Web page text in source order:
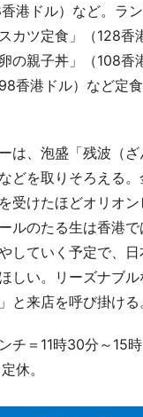
港ドル）など。ラン
カツ定食」（128香
の親子丼」（108香
香港ドル）など定
は、泡盛「残波（ざ
どを取りそろえる。
受けたほどオリオ
ルのたる生は香港
していく予定で、
しい。リーズナブ
と来店を呼び掛ける
チ＝11時30分～15
休。